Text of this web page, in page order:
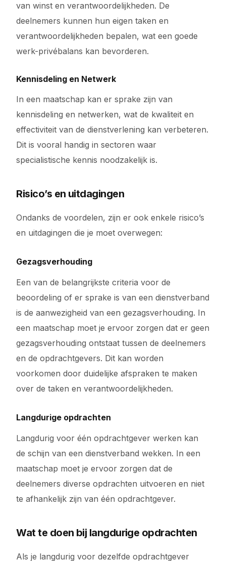
van winst en verantwoordelijkheden. De
deelnemers kunnen hun eigen taken en
verantwoordelijkheden bepalen, wat een goede
werk-privébalans kan bevorderen.
Kennisdeling en Netwerk
In een maatschap kan er sprake zijn van
kennisdeling en netwerken, wat de kwaliteit en
effectiviteit van de dienstverlening kan verbeteren.
Dit is vooral handig in sectoren waar
specialistische kennis noodzakelijk is.
Risico’s en uitdagingen
Ondanks de voordelen, zijn er ook enkele risico’s
en uitdagingen die je moet overwegen:
Gezagsverhouding
Een van de belangrijkste criteria voor de
beoordeling of er sprake is van een dienstverband
is de aanwezigheid van een gezagsverhouding. In
een maatschap moet je ervoor zorgen dat er geen
gezagsverhouding ontstaat tussen de deelnemers
en de opdrachtgevers. Dit kan worden
voorkomen door duidelijke afspraken te maken
over de taken en verantwoordelijkheden.
Langdurige opdrachten
Langdurig voor één opdrachtgever werken kan
de schijn van een dienstverband wekken. In een
maatschap moet je ervoor zorgen dat de
deelnemers diverse opdrachten uitvoeren en niet
te afhankelijk zijn van één opdrachtgever.
Wat te doen bij langdurige opdrachten
Als je langdurig voor dezelfde opdrachtgever